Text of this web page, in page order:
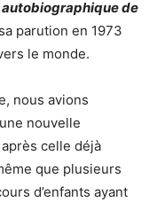
de
parution en 1973
le monde.
nous avions
nouvelle
celle déjà
que plusieurs
d’enfants ayant